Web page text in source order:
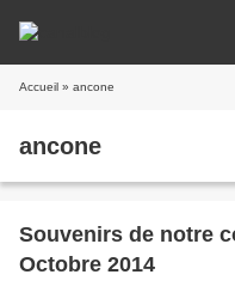
Accueil » ancone
ancone
Souvenirs de notre
Octobre 2014